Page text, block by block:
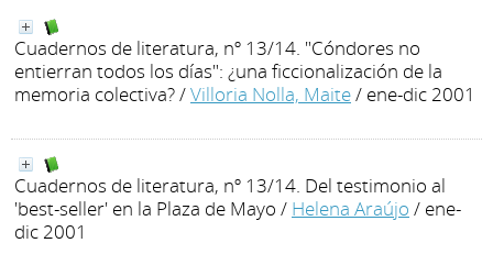
Cuadernos de literatura, nº 13/14. "Cóndores no
entierran todos los días": ¿una ficcionalización de la
memoria colectiva?/Villoria Nolla, Maite/ ene-dic 2001
Cuadernos de literatura, nº 13/14. Del testimonio al
'best-seller' en la Plaza de Mayo / Helena Araújo / ene-
dic 2001